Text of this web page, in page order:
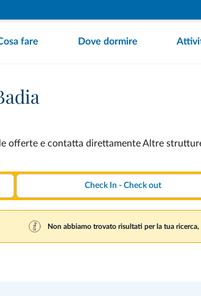
fare Dove dormire
offerte e contatta direttamente Altre
Non abbiamo trovato risultati per la tua ricerca,